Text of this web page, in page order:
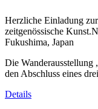
Herzliche Einladung
zeitgenössische
Fukushima, Japan
Die
den Abschluss eines
Details